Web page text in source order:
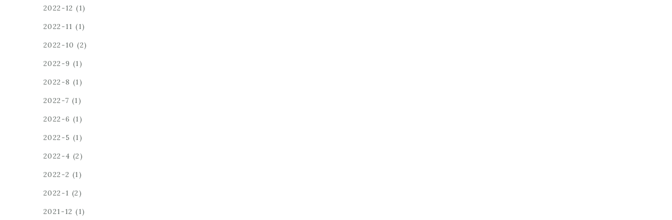
2022-12 (1)
2022-11 (1)
2022-10 (2)
2022-9 (1)
2022-8 (1)
2022-7 (1)
2022-6 (1)
2022-5 (1)
2022-4 (2)
2022-2 (1)
2022-1 (2)
2021-12 (1)